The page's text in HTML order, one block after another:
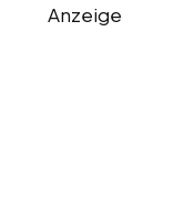
Anzeige